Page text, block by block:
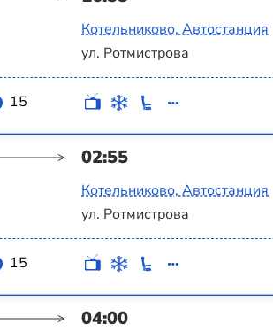
Котельниково, Автостанция
ул. Ротмистрова
15
02:55
Котельниково, Автостанция
ул. Ротмистрова
15
04:00